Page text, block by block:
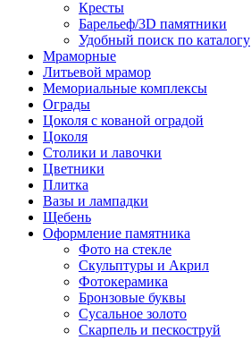
Кресты
Барельеф/3D памятники
Удобный поиск по каталогу
Мраморные
Литьевой мрамор
Мемориальные комплексы
Ограды
Цоколя с кованой оградой
Цоколя
Столики и лавочки
Цветники
Плитка
Вазы и лампадки
Щебень
Оформление памятника
Фото на стекле
Скульптуры и Акрил
Фотокерамика
Бронзовые буквы
Сусальное золото
Скарпель и пескоструй